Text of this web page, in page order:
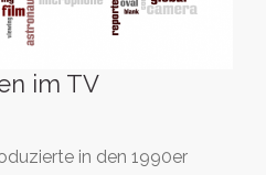
im TV
in den 1990er